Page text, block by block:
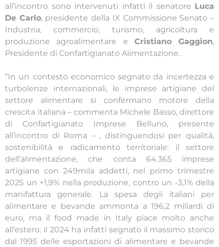
all’incontro sono intervenuti infatti il senatore Luca
De Carlo, presidente della IX Commissione Senato –
Industria, commercio, turismo, agricoltura e
produzione agroalimentare e Cristiano Gaggion,
Presidente di Confartigianato Alimentazione.
“In un contesto economico segnato da incertezza e
turbolenze internazionali, le imprese artigiane del
settore alimentare si confermano motore della
crescita italiana – commenta Michele Basso, direttore
di Confartigianato Imprese Belluno, presente
all’incontro di Roma – , distinguendosi per qualità,
sostenibilità e radicamento territoriale: il settore
dell’alimentazione, che conta 64.365 imprese
artigiane con 249mila addetti, nel primo trimestre
2025 un +1,9% nella produzione, contro un -3,1% della
manifattura generale. La spesa degli italiani per
alimentare e bevande ammonta a 196,2 miliardi di
euro, ma il food made in Italy piace molto anche
all’estero: il 2024 ha infatti segnato il massimo storico
dal 1995 delle esportazioni di alimentare e bevande